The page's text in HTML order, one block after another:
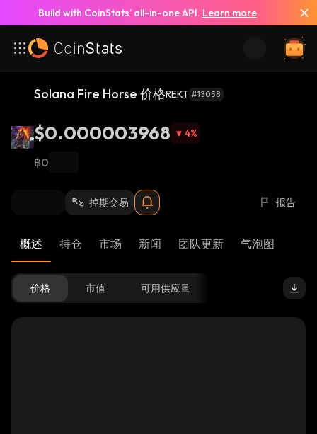
Build with CoinStats’ all-in-one API. Learn more
Solana Fire Horse 价格REKT #13058
$0.000003968 4%
฿0
掉期交易 报告
概述 持仓 市场 新闻 团队更新 气泡图
价格 市值 可用供应量